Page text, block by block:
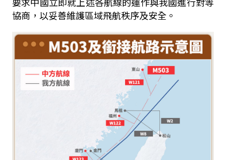
協商，以妥善維護區域飛航秩序及安全。